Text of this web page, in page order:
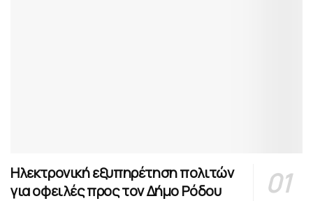
Ηλεκτρονική εξυπηρέτηση πολιτών
για οφειλές προς τον Δήμο Ρόδου